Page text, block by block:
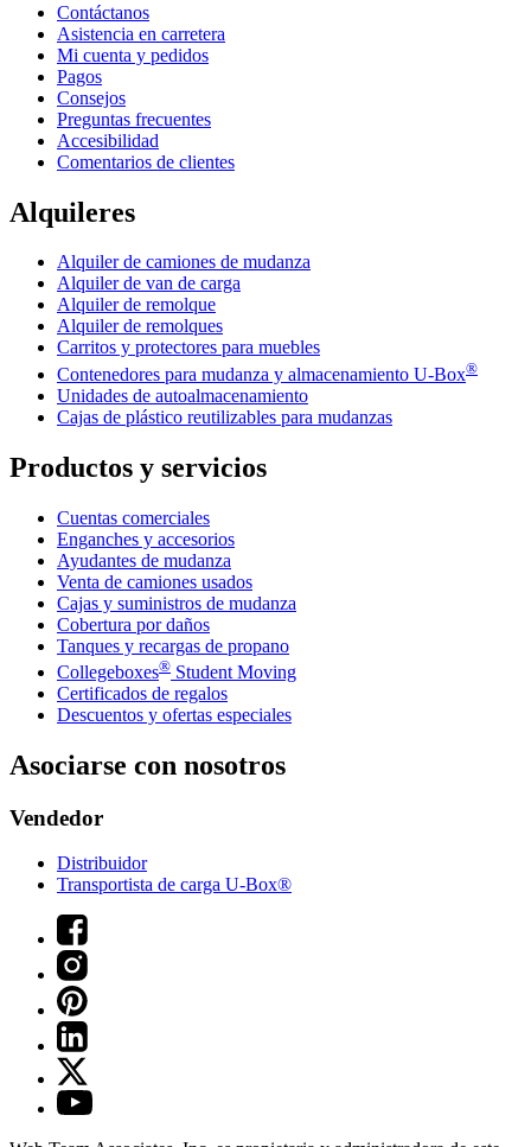
Contáctanos
Asistencia en carretera
Mi cuenta y pedidos
Pagos
Consejos
Preguntas frecuentes
Accesibilidad
Comentarios de clientes
Alquileres
Alquiler de camiones de mudanza
Alquiler de van de carga
Alquiler de remolque
Alquiler de remolques
Carritos y protectores para muebles
Contenedores para mudanza y almacenamiento U-Box®
Unidades de autoalmacenamiento
Cajas de plástico reutilizables para mudanzas
Productos y servicios
Cuentas comerciales
Enganches y accesorios
Ayudantes de mudanza
Venta de camiones usados
Cajas y suministros de mudanza
Cobertura por daños
Tanques y recargas de propano
Collegeboxes® Student Moving
Certificados de regalos
Descuentos y ofertas especiales
Asociarse con nosotros
Vendedor
Distribuidor
Transportista de carga U-Box®